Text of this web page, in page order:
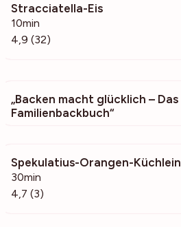
Stracciatella-Eis
10min
4,9 (32)
„Backen macht glücklich – Das
Familienbackbuch“
Spekulatius-Orangen-Küchlein
30min
4,7 (3)